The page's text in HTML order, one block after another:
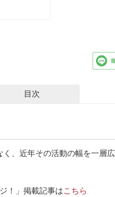
目次
、近年その活動の幅を一層
！」掲載記事はこちら